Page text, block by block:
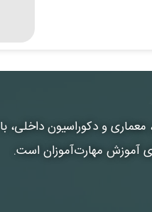
حوزه هنر، معماری و دکوراسیون داخلی، با
آموزش مهارت‌آموزان است.